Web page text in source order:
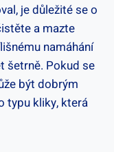
je důležité se o
a mazte
namáhání
šetrně. Pokud se
být dobrým
typu kliky, která